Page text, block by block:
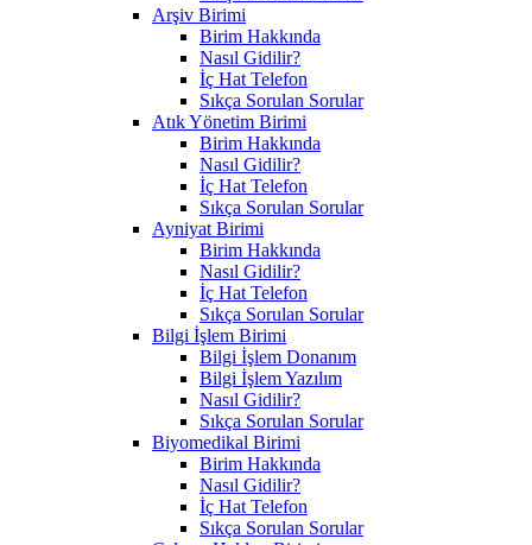
Arşiv Birimi
Birim Hakkında
Nasıl Gidilir?
İç Hat Telefon
Sıkça Sorulan Sorular
Atık Yönetim Birimi
Birim Hakkında
Nasıl Gidilir?
İç Hat Telefon
Sıkça Sorulan Sorular
Ayniyat Birimi
Birim Hakkında
Nasıl Gidilir?
İç Hat Telefon
Sıkça Sorulan Sorular
Bilgi İşlem Birimi
Bilgi İşlem Donanım
Bilgi İşlem Yazılım
Nasıl Gidilir?
Sıkça Sorulan Sorular
Biyomedikal Birimi
Birim Hakkında
Nasıl Gidilir?
İç Hat Telefon
Sıkça Sorulan Sorular